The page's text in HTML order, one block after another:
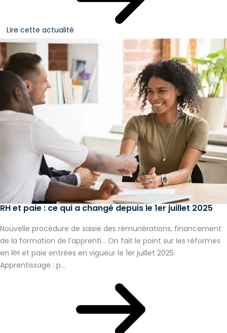
Lire cette actualité
RH et paie : ce qui a changé depuis le 1er juillet 2025
Nouvelle procédure de saisie des rémunérations, financement
de la formation de l’apprenti… On fait le point sur les réformes
en RH et paie entrées en vigueur le 1er juillet 2025.
Apprentissage : p...